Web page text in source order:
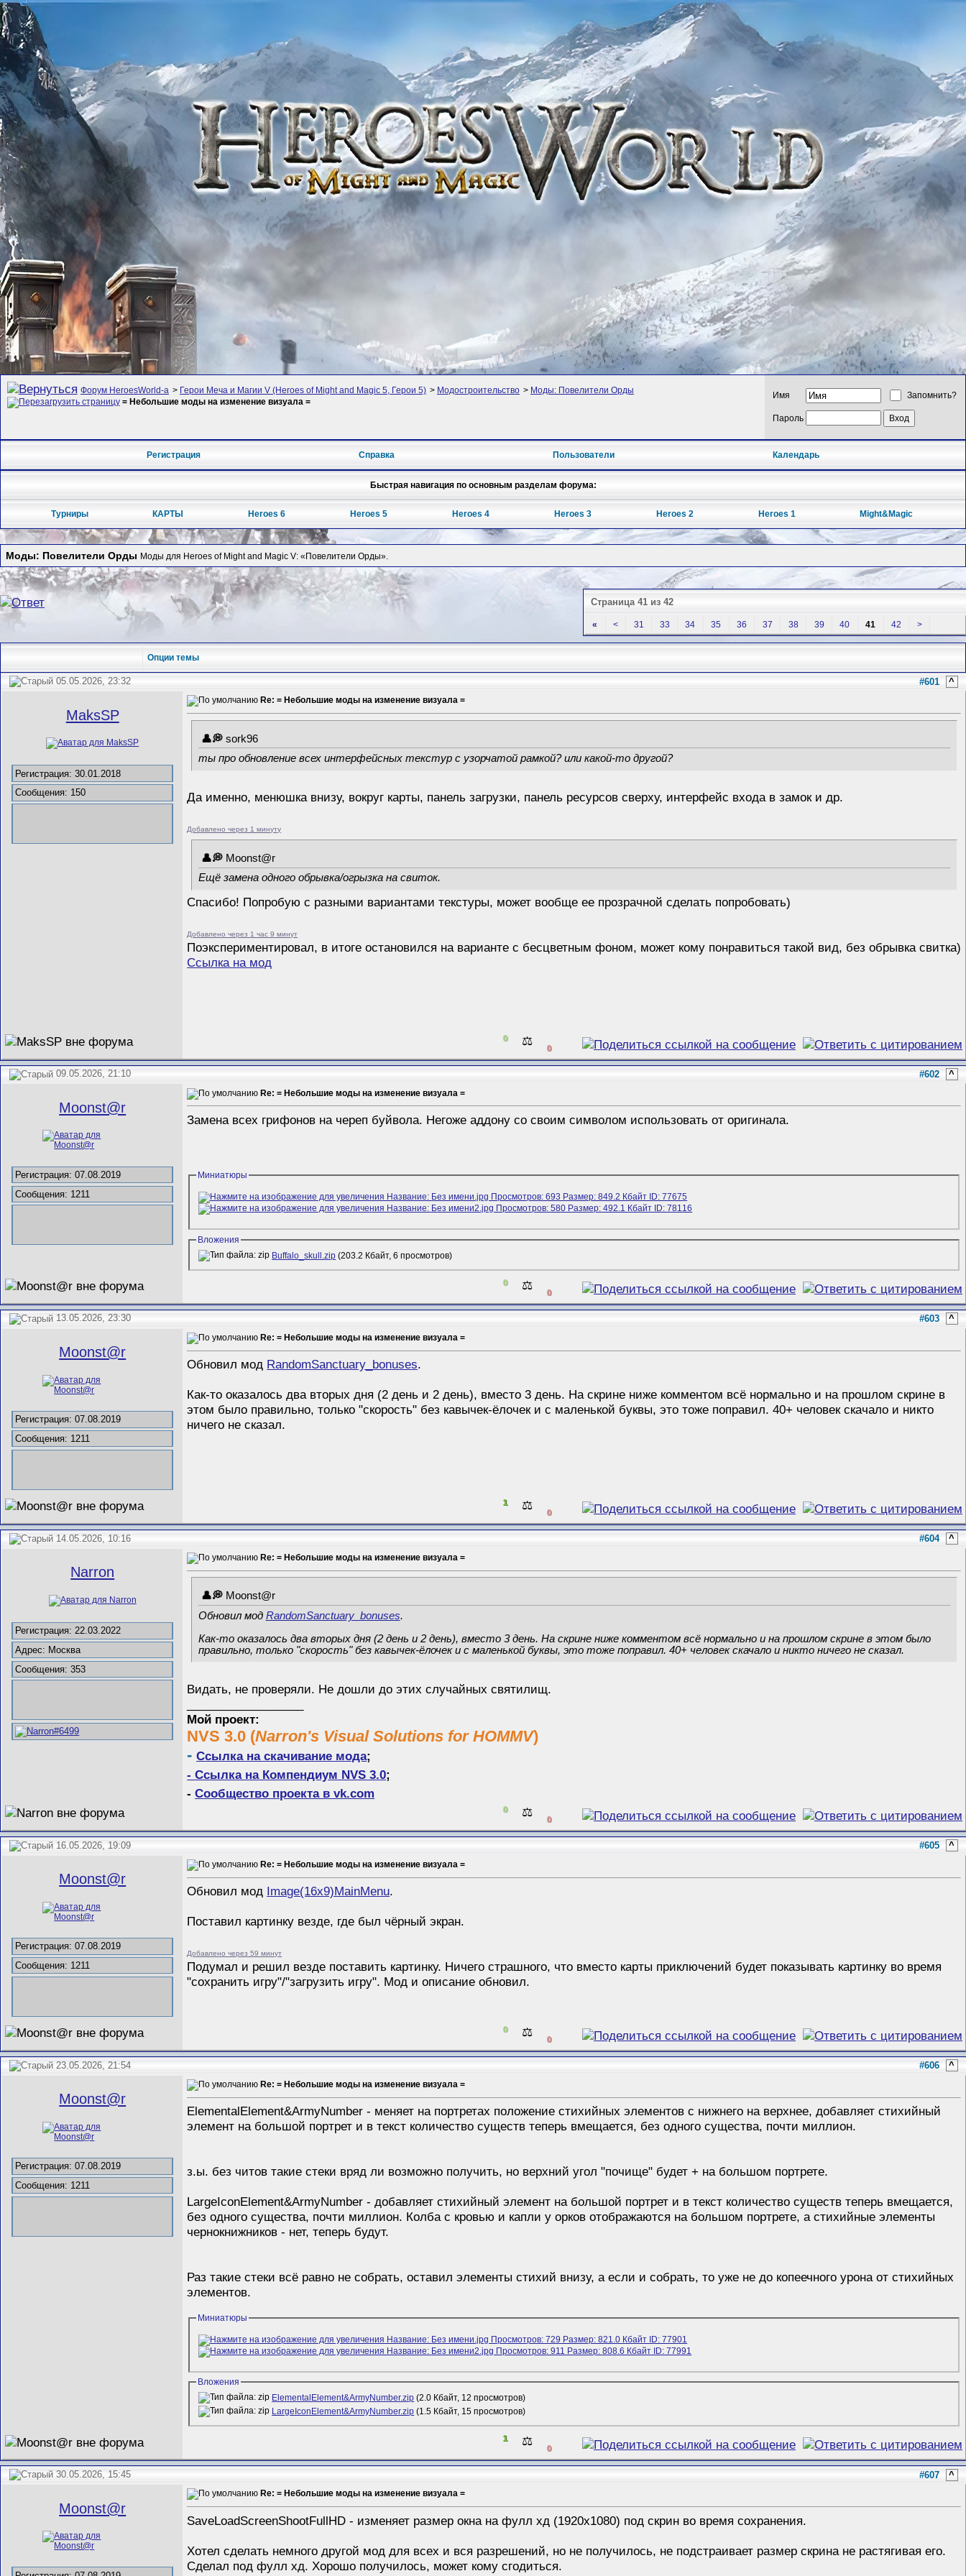
Форум HeroesWorld-а > Герои Меча и Магии V (Heroes of Might and Magic 5, Герои 5) > Модостроительство > Моды: Повелители Орды
= Небольшие моды на изменение визуала =
Имя Запомнить?
Пароль
Регистрация Справка Пользователи Календарь
Быстрая навигация по основным разделам форума:
Турниры КАРТЫ Heroes 6 Heroes 5 Heroes 4 Heroes 3 Heroes 2 Heroes 1 Might&Magic
Моды: Повелители Орды Моды для Heroes of Might and Magic V: «Повелители Орды».
Страница 41 из 42
« < 31 33 34 35 36 37 38 39 40 41 42 >
Опции темы
05.05.2026, 23:32 #601 ^
MaksSP
Регистрация: 30.01.2018
Сообщения: 150
Re: = Небольшие моды на изменение визуала =
sork96
ты про обновление всех интерфейсных текстур с узорчатой рамкой? или какой-то другой?
Да именно, менюшка внизу, вокруг карты, панель загрузки, панель ресурсов сверху, интерфейс входа в замок и др.
Добавлено через 1 минуту
Mооnst@r
Ещё замена одного обрывка/огрызка на свиток.
Спасибо! Попробую с разными вариантами текстуры, может вообще ее прозрачной сделать попробовать)
Добавлено через 1 час 9 минут
Поэкспериментировал, в итоге остановился на варианте с бесцветным фоном, может кому понравиться такой вид, без обрывка свитка)
Ссылка на мод
0 ⚖️ 0
09.05.2026, 21:10 #602 ^
Mооnst@r
Регистрация: 07.08.2019
Сообщения: 1211
Re: = Небольшие моды на изменение визуала =
Замена всех грифонов на череп буйвола. Негоже аддону со своим символом использовать от оригинала.
Миниатюры
Вложения
Buffalo_skull.zip (203.2 Кбайт, 6 просмотров)
0 ⚖️ 0
13.05.2026, 23:30 #603 ^
Mооnst@r
Регистрация: 07.08.2019
Сообщения: 1211
Re: = Небольшие моды на изменение визуала =
Обновил мод RandomSanctuary_bonuses.
Как-то оказалось два вторых дня (2 день и 2 день), вместо 3 день. На скрине ниже комментом всё нормально и на прошлом скрине в
этом было правильно, только "скорость" без кавычек-ёлочек и с маленькой буквы, это тоже поправил. 40+ человек скачало и никто
ничего не сказал.
1 ⚖️ 0
14.05.2026, 10:16 #604 ^
Narron
Регистрация: 22.03.2022
Адрес: Москва
Сообщения: 353
Re: = Небольшие моды на изменение визуала =
Mооnst@r
Обновил мод RandomSanctuary_bonuses.
Как-то оказалось два вторых дня (2 день и 2 день), вместо 3 день. На скрине ниже комментом всё нормально и на прошлом скрине в этом было
правильно, только "скорость" без кавычек-ёлочек и с маленькой буквы, это тоже поправил. 40+ человек скачало и никто ничего не сказал.
Видать, не проверяли. Не дошли до этих случайных святилищ.
Мой проект:
NVS 3.0 (Narron's Visual Solutions for HOMMV)
-Ссылка на скачивание мода;
- Ссылка на Компендиум NVS 3.0;
- Сообщество проекта в vk.com
0 ⚖️ 0
16.05.2026, 19:09 #605 ^
Mооnst@r
Регистрация: 07.08.2019
Сообщения: 1211
Re: = Небольшие моды на изменение визуала =
Обновил мод Image(16x9)MainMenu.
Поставил картинку везде, где был чёрный экран.
Добавлено через 59 минут
Подумал и решил везде поставить картинку. Ничего страшного, что вместо карты приключений будет показывать картинку во время
"сохранить игру"/"загрузить игру". Мод и описание обновил.
0 ⚖️ 0
23.05.2026, 21:54 #606 ^
Mооnst@r
Регистрация: 07.08.2019
Сообщения: 1211
Re: = Небольшие моды на изменение визуала =
ElementalElement&ArmyNumber - меняет на портретах положение стихийных элементов с нижнего на верхнее, добавляет стихийный
элемент на большой портрет и в текст количество существ теперь вмещается, без одного существа, почти миллион.
з.ы. без читов такие стеки вряд ли возможно получить, но верхний угол "почище" будет + на большом портрете.
LargeIconElement&ArmyNumber - добавляет стихийный элемент на большой портрет и в текст количество существ теперь вмещается,
без одного существа, почти миллион. Колба с кровью и капли у орков отображаются на большом портрете, а стихийные элементы
чернокнижников - нет, теперь будут.
Раз такие стеки всё равно не собрать, оставил элементы стихий внизу, а если и собрать, то уже не до копеечного урона от стихийных
элементов.
Миниатюры
Вложения
ElementalElement&ArmyNumber.zip (2.0 Кбайт, 12 просмотров)
LargeIconElement&ArmyNumber.zip (1.5 Кбайт, 15 просмотров)
1 ⚖️ 0
30.05.2026, 15:45 #607 ^
Mооnst@r
Re: = Небольшие моды на изменение визуала =
SaveLoadScreenShootFullHD - изменяет размер окна на фулл хд (1920x1080) под скрин во время сохранения.
Хотел сделать немного другой мод для всех и вся разрешений, но не получилось, не подстраивает размер скрина не растягивая его.
Сделал под фулл хд. Хорошо получилось, может кому сгодиться.